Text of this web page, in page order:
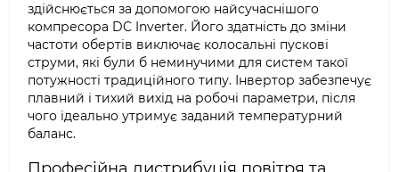
здійснюється за допомогою найсучаснішого
компресора DC Inverter. Його здатність до зміни
частоти обертів виключає колосальні пускові
струми, які були б неминучими для систем такої
потужності традиційного типу. Інвертор забезпечує
плавний і тихий вихід на робочі параметри, після
чого ідеально утримує заданий температурний
баланс.